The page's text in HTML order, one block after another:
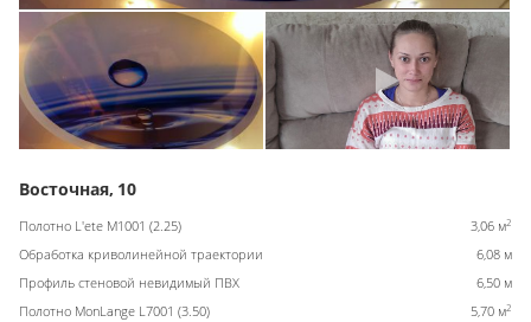
Восточная, 10
Полотно L'ete M1001 (2.25) 3,06 м2
Обработка криволинейной траектории
6,08 м
Профиль стеновой невидимый ПВХ
6,50 м
Полотно MonLange L7001 (3.50)
5,70 м2